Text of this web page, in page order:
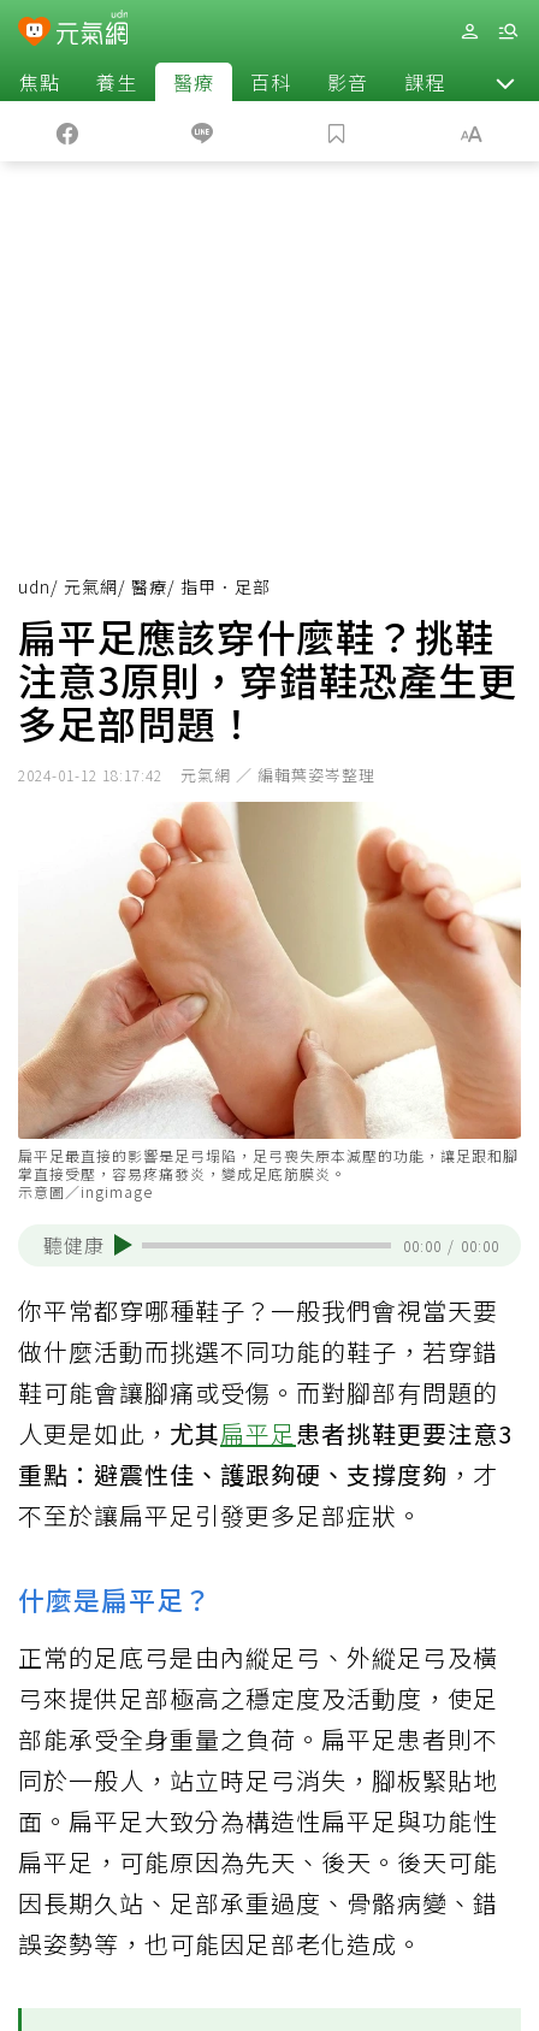
焦點 養生 醫療 百科 影音 課程 退休
udn/ 元氣網/ 醫療/ 指甲．足部
扁平足應該穿什麼鞋？挑鞋
注意3原則，穿錯鞋恐產生更
多足部問題！
2024-01-12 18:17:42 元氣網 ／ 編輯葉姿岑整理
扁平足最直接的影響是足弓塌陷，足弓喪失原本減壓的功能，讓足跟和腳
掌直接受壓，容易疼痛發炎，變成足底筋膜炎。
示意圖／ingimage
聽健康 00:00 / 00:00
你平常都穿哪種鞋子？一般我們會視當天要
做什麼活動而挑選不同功能的鞋子，若穿錯
鞋可能會讓腳痛或受傷。而對腳部有問題的
人更是如此， 尤其扁平足 患者挑鞋更要注意3
重點：避震性佳、護跟夠硬、支撐度夠 ，才
不至於讓扁平足引發更多足部症狀。
什麼是扁平足？
正常的足底弓是由內縱足弓、外縱足弓及橫
弓來提供足部極高之穩定度及活動度，使足
部能承受全身重量之負荷。扁平足患者則不
同於一般人，站立時足弓消失，腳板緊貼地
面。扁平足大致分為構造性扁平足與功能性
扁平足，可能原因為先天、後天。後天可能
因長期久站、足部承重過度、骨骼病變、錯
誤姿勢等，也可能因足部老化造成。